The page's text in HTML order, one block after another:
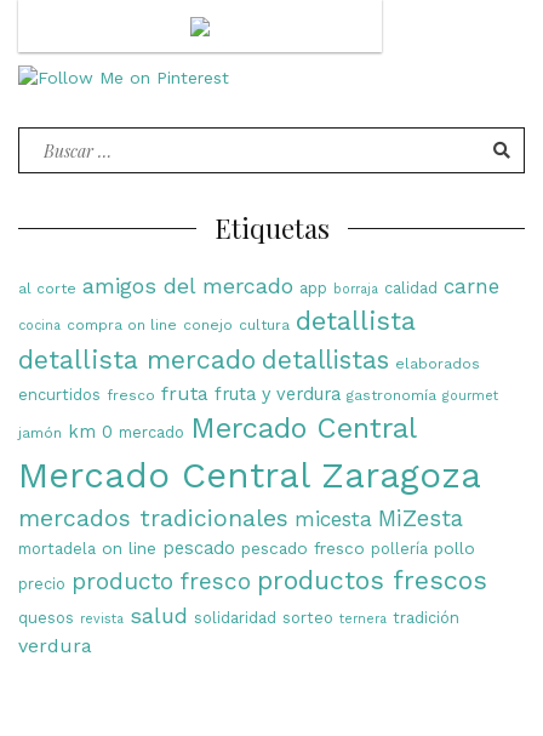
Buscar
Etiquetas
al corte amigos del mercado app borraja calidad carne
cocina compra on line conejo cultura detallista
detallista mercado detallistas elaborados
encurtidos fresco fruta fruta y verdura gastronomía gourmet
jamón km 0 mercado Mercado Central
Mercado Central Zaragoza
mercados tradicionales micesta MiZesta
mortadela on line pescado pescado fresco pollería pollo
precio producto fresco productos frescos
quesos revista salud solidaridad sorteo ternera tradición
verdura